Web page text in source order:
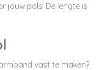
jouw pols! De lengte is
vast te maken?